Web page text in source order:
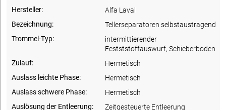
Hersteller:
Alfa Laval
Bezeichnung:
Tellerseparatoren selbstaustragend
Trommel-Typ:
intermittierender
Festststoffauswurf, Schieberboden
Zulauf:
Hermetisch
Auslass leichte Phase:
Hermetisch
Auslass schwere Phase:
Hermetisch
Auslösung der Entleerung:
Zeitgesteuerte Entleerung